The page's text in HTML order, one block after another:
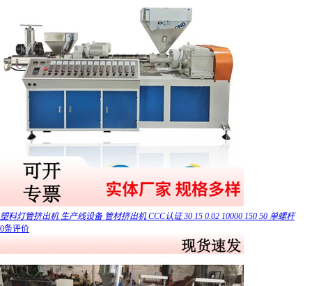
塑料灯管挤出机 生产线设备 管材挤出机 CCC认证 30 15 0.02 10000 150 50 单螺杆
0条评价